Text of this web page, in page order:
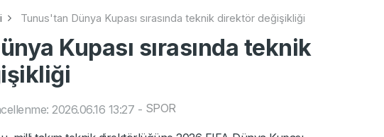
Tunus'tan Dünya Kupası sırasında teknik direktör değişikliği
Kupası sırasında teknik
2026.06.16 13:27 - SPOR